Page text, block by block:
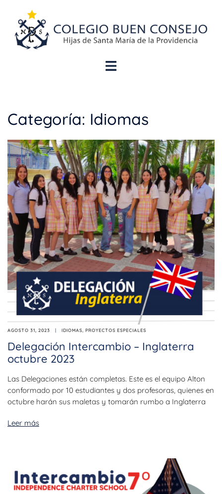
Categoría: Idiomas
AGOSTO 31, 2023 IDIOMAS PROYECTOS ESPECIALES
Delegación Intercambio – Inglaterra
octubre 2023
Las Delegaciones están completas. Este es el equipo Alton
conformado por 10 estudiantes y dos profesoras, quienes en
octubre harán sus maletas y tomarán rumbo a Inglaterra
Leer más